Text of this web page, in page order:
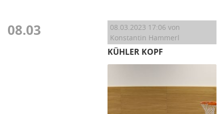
08.03 08.03.2023 17:06 von
Konstantin Hammerl
KÜHLER KOPF